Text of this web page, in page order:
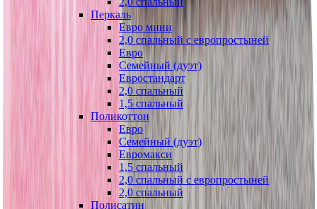
Перкаль
Евро мини
2,0 спальный с европростыней
Евро
Семейный (дуэт)
Евростандарт
2,0 спальный
1,5 спальный
Поликоттон
Евро
Семейный (дуэт)
Евромакси
1,5 спальный
2,0 спальный с европростыней
2,0 спальный
Полисатин